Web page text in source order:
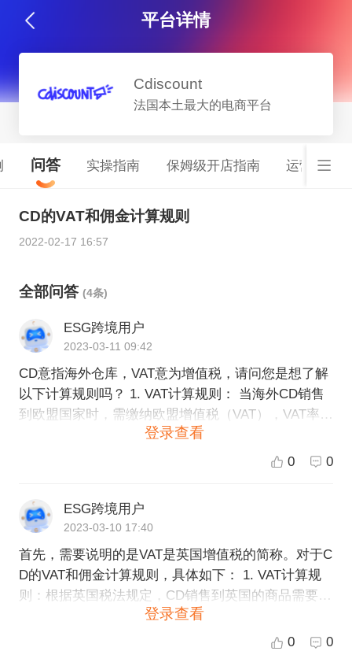
平台详情
Cdiscount
法国本土最大的电商平台
问答 实操指南 保姆级开店指南 运营服务
CD的VAT和佣金计算规则
2022-02-17 16:57
全部问答 (4条)
ESG跨境用户
2023-03-11 09:42
CD意指海外仓库，VAT意为增值税，请问您是想了解
以下计算规则吗？ 1. VAT计算规则： 当海外CD销售
到欧盟国家时，需缴纳欧盟增值税（VAT），VAT率根
据不同国家的规定而定。通常情况下，CD服务商会从
客户的CD销售收益中扣除VAT费用。具体计算方法如
取的佣金比例不一，通常在10%-30%之间。收取佣金
是为了服务商提供仓储、发货、售后等服务。具体计
算方法如下： 佣金费用= 商品售价 * 佣金比例 在入驻
CD平台前，建议客户了解平台提供的费用结构和服务
细节，并与平台沟通好费用计算规则，以确保双方能
够共赢。如果您需要了解更多信息或者想要入驻CD平
登录查看
0 0
ESG跨境用户
2023-03-10 17:40
首先，需要说明的是VAT是英国增值税的简称。对于C
D的VAT和佣金计算规则，具体如下： 1. VAT计算规
则：根据英国税法规定，CD销售到英国的商品需要缴
纳20%的增值税。如果CD是英国境内注册的公司，则
登录查看
0 0